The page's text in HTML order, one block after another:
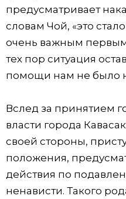
предусматривает
словам Чой, «это
очень важным
тех пор ситуация
помощи нам не было
Вслед за принятием
власти города
своей стороны,
положения,
действия по
ненависти. Такого